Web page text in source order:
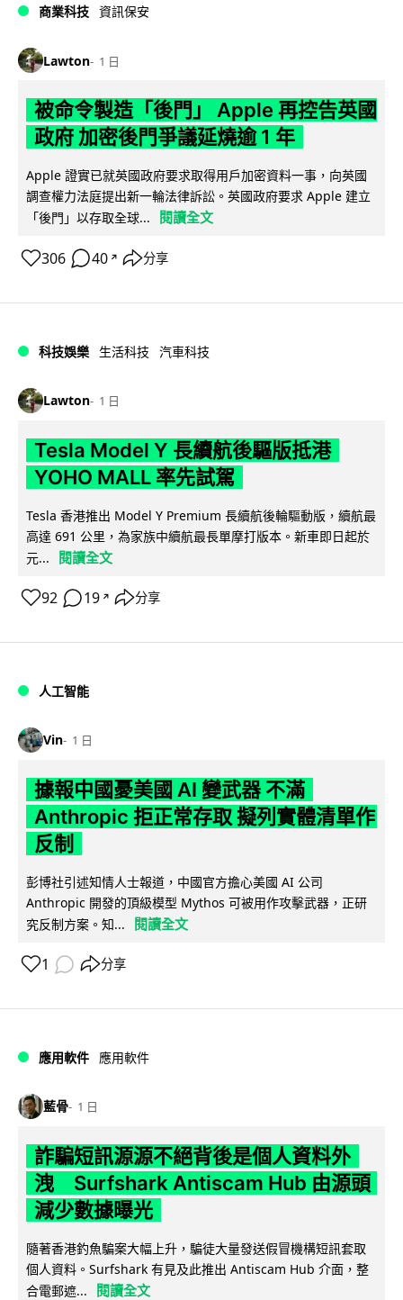
商業科技 資訊保安
Lawton 1 日
被命令製造「後門」 Apple 再控告英國
政府 加密後門爭議延燒逾 1 年
Apple 證實已就英國政府要求取得用戶加密資料一事，向英國
調查權力法庭提出新一輪法律訴訟。英國政府要求 Apple 建立
「後門」以存取全球...
閱讀全文
306 40 ↗ 分享
科技娛樂 生活科技 汽車科技
Lawton 1 日
Tesla Model Y 長續航後驅版抵港
YOHO MALL 率先試駕
Tesla 香港推出 Model Y Premium 長續航後輪驅動版，續航最
高達 691 公里，為家族中續航最長單摩打版本。新車即日起於
元...
閱讀全文
92 19 ↗ 分享
人工智能
Vin 1 日
據報中國憂美國 AI 變武器 不滿
Anthropic 拒正常存取 擬列實體清單作
反制
彭博社引述知情人士報道，中國官方擔心美國 AI 公司
Anthropic 開發的頂級模型 Mythos 可被用作攻擊武器，正研
究反制方案。知...
閱讀全文
1 分享
應用軟件 應用軟件
藍骨 1 日
詐騙短訊源源不絕背後是個人資料外
洩 Surfshark Antiscam Hub 由源頭
減少數據曝光
隨著香港釣魚騙案大幅上升，騙徒大量發送假冒機構短訊套取
個人資料。Surfshark 有見及此推出 Antiscam Hub 介面，整
合電郵遮...
閱讀全文